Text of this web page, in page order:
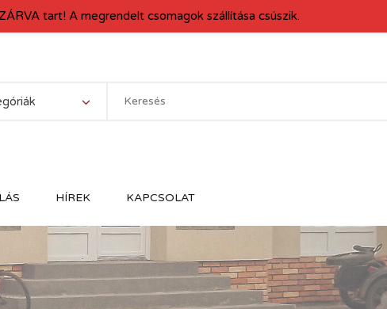
HÍREK KAPCSOLAT
tart! A megrendelt csomagok szállítása csúszik.